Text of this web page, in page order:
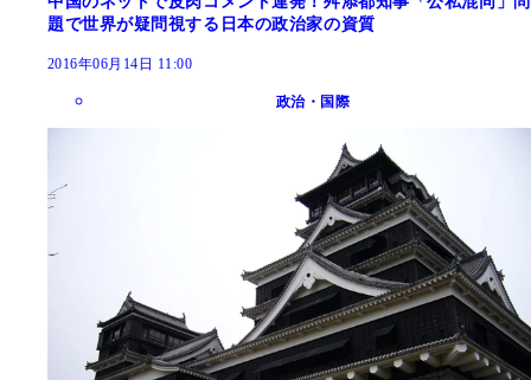
題で世界が疑問視する日本の政治家の資質
2016年06月14日 11:00
政治・国際